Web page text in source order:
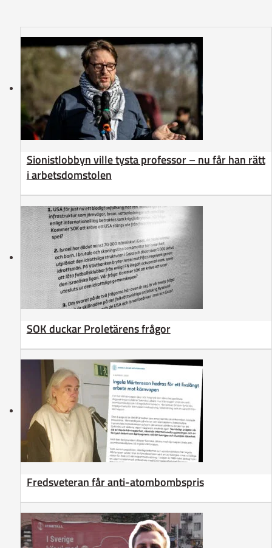
Sionistlobbyn ville tysta professor – nu får han rätt
i arbetsdomstolen
SOK duckar Proletärens frågor
Fredsveteran får anti-atombombspris